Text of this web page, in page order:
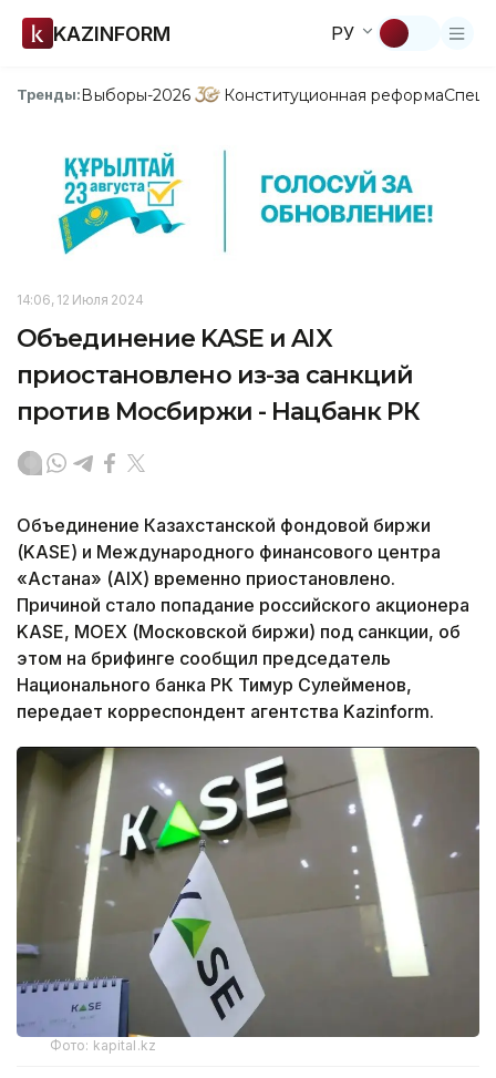
KAZINFORM РУ
Тренды:Выборы-2026 Конституционная реформа
14:06, 12 Июля 2024
Объединение KASE и AIX
приостановлено из-за санкций
против Мосбиржи - Нацбанк РК
Объединение Казахстанской фондовой биржи
(KASE) и Международного финансового центра
«Астана» (AIX) временно приостановлено.
Причиной стало попадание российского акционера
KASE, MOEX (Московской биржи) под санкции, об
этом на брифинге сообщил председатель
Национального банка РК Тимур Сулейменов,
передает корреспондент агентства Kazinform.
Фото: kapital.kz